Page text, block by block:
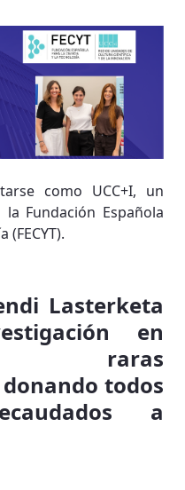
como UCC+I, un
Fundación Española
(FECYT).
Lasterketa
en
raras
todos
a